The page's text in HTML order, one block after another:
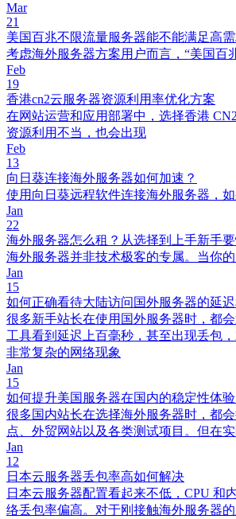
Mar
21
美国百兆不限流量服务器能不能满足高需
考虑海外服务器方案用户而言，“美国百
Feb
19
香港cn2云服务器资源利用率优化方案
在网站运营和应用部署中，选择香港
资源利用不当，也会出现
Feb
13
向日葵连接海外服务器如何加速？
使用向日葵远程软件连接海外服务器，
Jan
22
海外服务器怎么租？从选择到上手新手
海外服务器并非技术极客的专属。当你
Jan
15
如何正确看待大陆访问国外服务器的延
很多新手站长在使用国外服务器时，都
工具看到延迟上百毫秒，甚至出现丢包
非常复杂的网络现象
Jan
15
如何提升美国服务器在国内的稳定性体验
很多国内站长在选择海外服务器时，都
点、外贸网站以及各类测试项目。但在
Jan
12
日本云服务器丢包率高如何解决
日本云服务器配置看起来不低，CPU 和
络丢包率偏高。对于刚接触海外服务器